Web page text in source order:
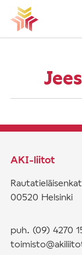
Vieritä
sisältöön
Etusivu
AKI-liitot
00520 Helsinki
puh. (09) 4270